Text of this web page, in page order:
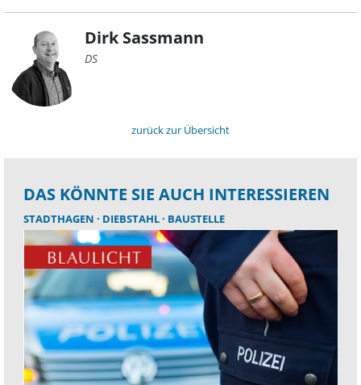
Dirk Sassmann
DS
zurück zur Übersicht
DAS KÖNNTE SIE AUCH INTERESSIEREN
STADTHAGEN DIEBSTAHL BAUSTELLE